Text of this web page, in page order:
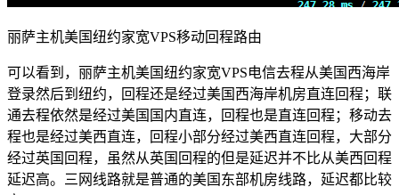
丽萨主机美国纽约家宽VPS移动回程路由
可以看到，丽萨主机美国纽约家宽VPS电信去程从美国西海岸
登录然后到纽约，回程还是经过美国西海岸机房直连回程；联
通去程依然是经过美国国内直连，回程也是直连回程；移动去
程也是经过美西直连，回程小部分经过美西直连回程，大部分
经过英国回程，虽然从英国回程的但是延迟并不比从美西回程
延迟高。三网线路就是普通的美国东部机房线路，延迟都比较